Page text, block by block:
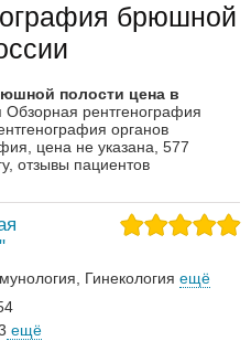
брюшной
полости цена в
рентгенография
органов
цена не указана, 577
отзывы пациентов
Гинекология ещё
ещё